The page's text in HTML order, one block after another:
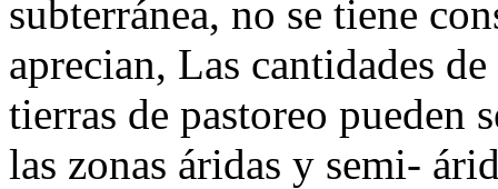
subterránea, no se tiene
aprecian, Las cantidades
tierras de pastoreo pueden
las zonas áridas y semi-